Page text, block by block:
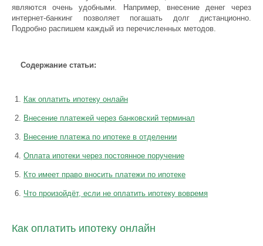
являются очень удобными. Например, внесение денег через
интернет-банкинг позволяет погашать долг дистанционно.
Подробно распишем каждый из перечисленных методов.
Содержание статьи:
Как оплатить ипотеку онлайн
Внесение платежей через банковский терминал
Внесение платежа по ипотеке в отделении
Оплата ипотеки через постоянное поручение
Кто имеет право вносить платежи по ипотеке
Что произойдёт, если не оплатить ипотеку вовремя
Как оплатить ипотеку онлайн